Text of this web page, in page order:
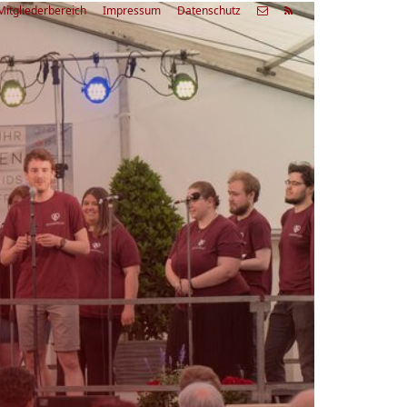
Impressum Datenschutz
Letzte Alle
Acapella Week - offen
alle
Uhr
Zum Workshop